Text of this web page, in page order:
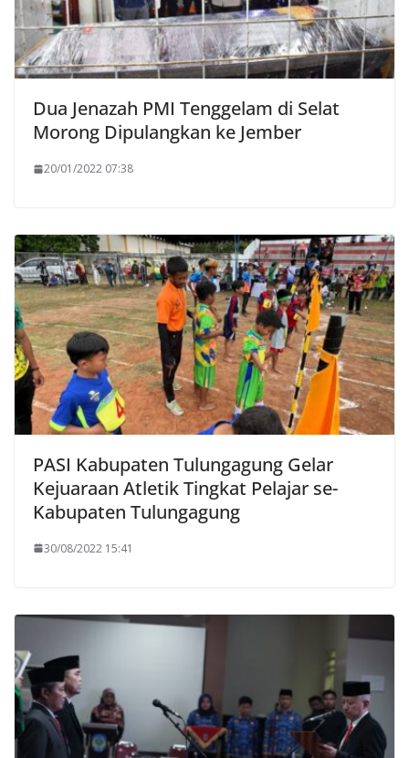
Dua Jenazah PMI Tenggelam di Selat
Morong Dipulangkan ke Jember
20/01/2022 07:38
PASI Kabupaten Tulungagung Gelar
Kejuaraan Atletik Tingkat Pelajar se-
Kabupaten Tulungagung
30/08/2022 15:41